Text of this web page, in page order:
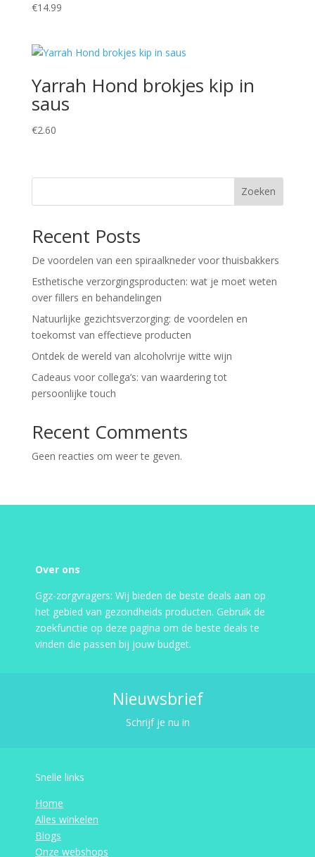
€14.99
Yarrah Hond brokjes kip in
saus
€2.60
Zoeken
Recent Posts
De voordelen van een spiraalkneder voor thuisbakkers
Esthetische verzorgingsproducten: wat je moet weten
over fillers en behandelingen
Natuurlijke gezichtsverzorging: de voordelen en
toekomst van effectieve producten
Ontdek de wereld van alcoholvrije witte wijn
Cadeaus voor collega’s: van waardering tot
persoonlijke touch
Recent Comments
Geen reacties om weer te geven.
Over ons
Ggz-zorgvragers: Wij bieden de beste deals aan op
het gebied van gezondheids producten. Gebruik de
zoekfunctie op deze pagina om de beste deals te
vinden die passen bij jouw budget.
Nieuwsbrief
Schrijf je nu in
Snelle links
Home
Alles winkelen
Blogs
Onze webshops